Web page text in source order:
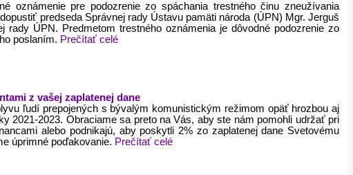
oznámenie pre podozrenie zo spáchania trestného činu zneužívania
predseda Správnej rady Ústavu pamäti národa (ÚPN) Mgr. Jerguš
ÚPN. Predmetom trestného oznámenia je dôvodné podozrenie zo
poslaním. Prečítať celé
z vašej zaplatenej dane
ľudí prepojených s bývalým komunistickým režimom opäť hrozbou aj
2021-2023. Obraciame sa preto na Vás, aby ste nám pomohli udržať pri
alebo podnikajú, aby poskytli 2% zo zaplatenej dane Svetovému
úprimné poďakovanie. Prečítať celé